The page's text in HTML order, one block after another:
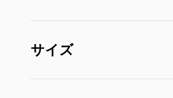
サイズ